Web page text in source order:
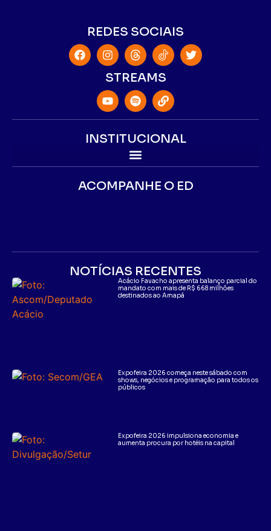
REDES SOCIAIS
STREAMS
INSTITUCIONAL
ACOMPANHE O ED
NOTÍCIAS RECENTES
Acácio Favacho apresenta balanço parcial do
mandato com mais de R$ 668 milhões
destinados ao Amapá
Expofeira 2026 começa neste sábado com
shows, negócios e programação para todos os
públicos
Expofeira 2026 impulsiona economia e
aumenta procura por hotéis na capital